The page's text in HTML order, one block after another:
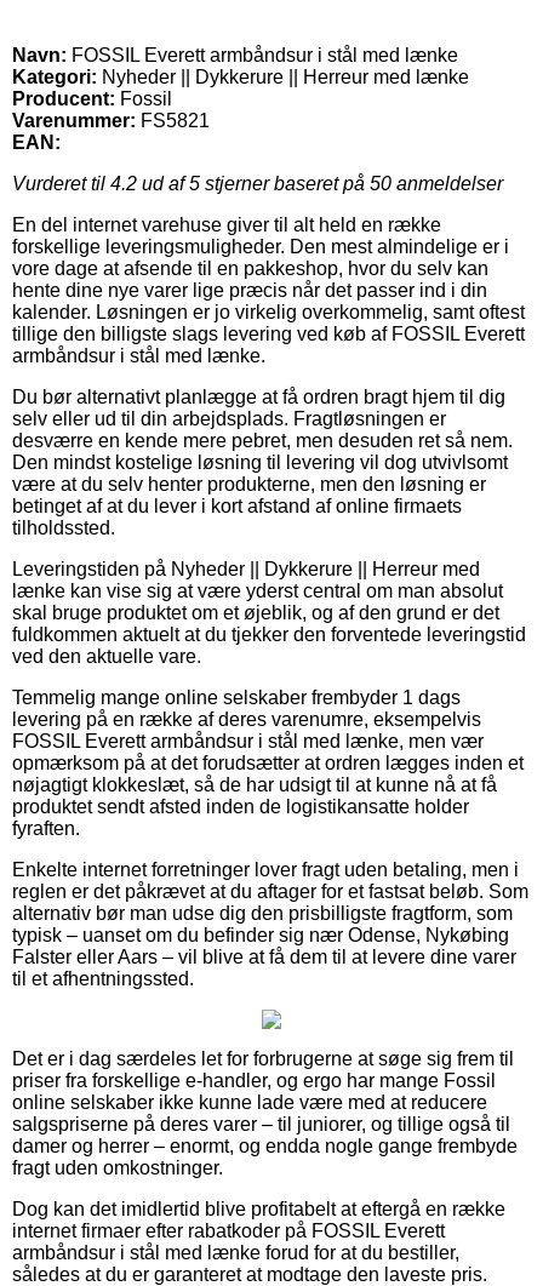
Navn: FOSSIL Everett armbåndsur i stål med lænke
Kategori: Nyheder || Dykkerure || Herreur med lænke
Producent: Fossil
Varenummer: FS5821
EAN:
Vurderet til 4.2 ud af 5 stjerner baseret på 50 anmeldelser
En del internet varehuse giver til alt held en række
forskellige leveringsmuligheder. Den mest almindelige er i
vore dage at afsende til en pakkeshop, hvor du selv kan
hente dine nye varer lige præcis når det passer ind i din
kalender. Løsningen er jo virkelig overkommelig, samt oftest
tillige den billigste slags levering ved køb af FOSSIL Everett
armbåndsur i stål med lænke.
Du bør alternativt planlægge at få ordren bragt hjem til dig
selv eller ud til din arbejdsplads. Fragtløsningen er
desværre en kende mere pebret, men desuden ret så nem.
Den mindst kostelige løsning til levering vil dog utvivlsomt
være at du selv henter produkterne, men den løsning er
betinget af at du lever i kort afstand af online firmaets
tilholdssted.
Leveringstiden på Nyheder || Dykkerure || Herreur med
lænke kan vise sig at være yderst central om man absolut
skal bruge produktet om et øjeblik, og af den grund er det
fuldkommen aktuelt at du tjekker den forventede leveringstid
ved den aktuelle vare.
Temmelig mange online selskaber frembyder 1 dags
levering på en række af deres varenumre, eksempelvis
FOSSIL Everett armbåndsur i stål med lænke, men vær
opmærksom på at det forudsætter at ordren lægges inden et
nøjagtigt klokkeslæt, så de har udsigt til at kunne nå at få
produktet sendt afsted inden de logistikansatte holder
fyraften.
Enkelte internet forretninger lover fragt uden betaling, men i
reglen er det påkrævet at du aftager for et fastsat beløb. Som
alternativ bør man udse dig den prisbilligste fragtform, som
typisk – uanset om du befinder sig nær Odense, Nykøbing
Falster eller Aars – vil blive at få dem til at levere dine varer
til et afhentningssted.
Det er i dag særdeles let for forbrugerne at søge sig frem til
priser fra forskellige e-handler, og ergo har mange Fossil
online selskaber ikke kunne lade være med at reducere
salgspriserne på deres varer – til juniorer, og tillige også til
damer og herrer – enormt, og endda nogle gange frembyde
fragt uden omkostninger.
Dog kan det imidlertid blive profitabelt at eftergå en række
internet firmaer efter rabatkoder på FOSSIL Everett
armbåndsur i stål med lænke forud for at du bestiller,
således at du er garanteret at modtage den laveste pris.